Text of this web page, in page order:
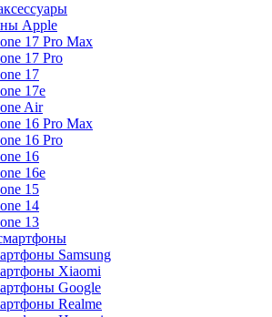
Apple
17 Pro Max
17 Pro
17
17e
Air
16 Pro Max
16 Pro
16
16e
15
14
13
Samsung
Xiaomi
Google
Realme